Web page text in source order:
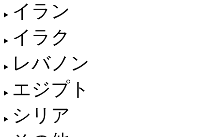
イラン
イラク
レバノン
エジプト
シリア